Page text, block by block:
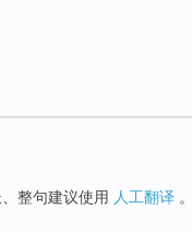
整句建议使用 人工翻译